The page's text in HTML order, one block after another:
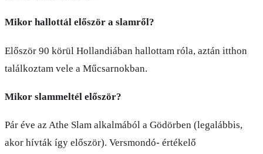
Mikor hallottál először a slamről?
Először 90 körül Hollandiában hallottam róla, aztán itthon
találkoztam vele a Műcsarnokban.
Mikor slammeltél először?
Pár éve az Athe Slam alkalmából a Gödörben (legalábbis,
akor hívták így először). Versmondó- értékelő